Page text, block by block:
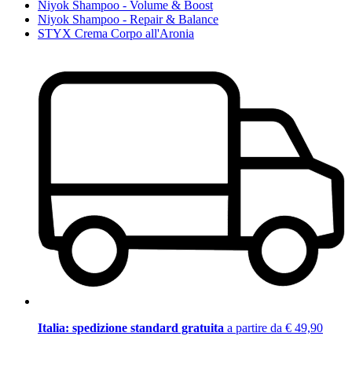
Niyok Shampoo - Volume & Boost
Niyok Shampoo - Repair & Balance
STYX Crema Corpo all'Aronia
Italia: spedizione standard gratuita a partire da € 49,90